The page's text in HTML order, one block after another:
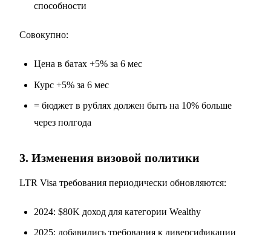
способности
Совокупно:
Цена в батах +5% за 6 мес
Курс +5% за 6 мес
= бюджет в рублях должен быть на 10% больше
через полгода
3. Изменения визовой политики
LTR Visa требования периодически обновляются:
2024: $80K доход для категории Wealthy
2025: добавились требования к диверсификации